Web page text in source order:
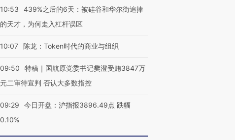
10:53
439%之后的6天：被硅谷和华尔街追捧
的天才，为何走入杠杆误区
10:07 陈龙：Token时代的商业与组织
09:50
特稿｜国航原党委书记樊澄受贿3847万
元二审待宣判 否认大多数指控
09:29
今日开盘：沪指报3896.49点 跌幅
0.10%